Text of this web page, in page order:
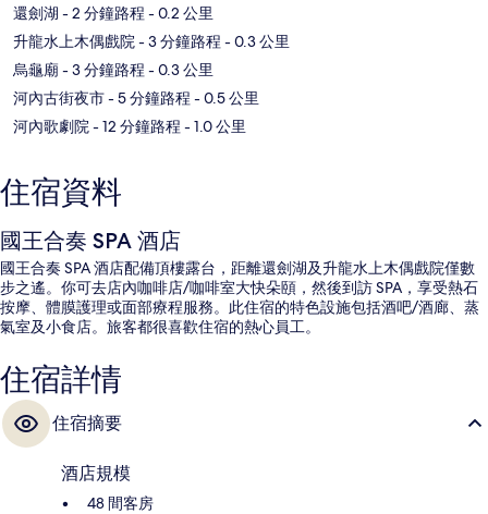
還劍湖 - 2 分鐘路程 - 0.2 公里
升龍水上木偶戲院- 3 分鐘路程 - 0.3 公里
烏龜廟 - 3 分鐘路程 - 0.3 公里
河內古街夜市- 5 分鐘路程 - 0.5 公里
河內歌劇院- 12 分鐘路程 - 1.0 公里
住宿資料
國王合奏 SPA 酒店
國王合奏 SPA 酒店配備頂樓露台，距離還劍湖及升龍水上木偶戲院僅數
步之遙。你可去店內咖啡店/咖啡室大快朵頤，然後到訪 SPA，享受熱石
按摩、體膜護理或面部療程服務。此住宿的特色設施包括酒吧/酒廊、蒸
氣室及小食店。旅客都很喜歡住宿的熱心員工。
住宿詳情
住宿摘要
酒店規模
48 間客房